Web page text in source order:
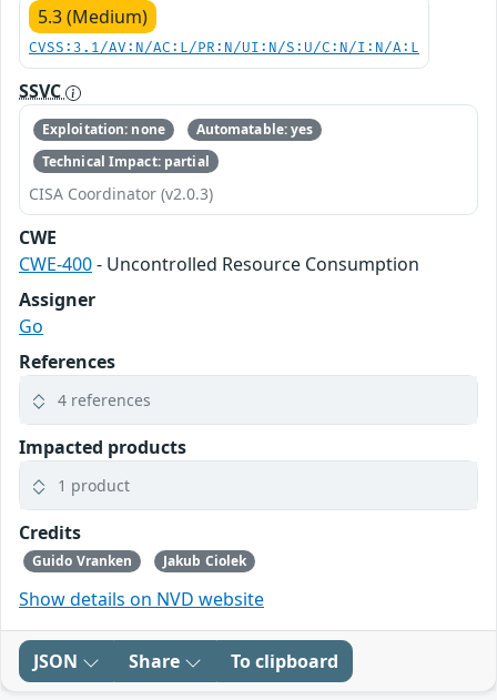
5.3 (Medium)
CVSS:3.1/AV:N/AC:L/PR:N/UI:N/S:U/C:N/I:N/A:L
SSVC
Exploitation: none
Automatable: yes
Technical Impact: partial
CISA Coordinator (v2.0.3)
CWE
CWE-400- Uncontrolled Resource Consumption
Assigner
Go
References
4 references
Impacted products
1 product
Credits
Guido Vranken Jakub Ciolek
Show details on NVD website
JSON Share To clipboard